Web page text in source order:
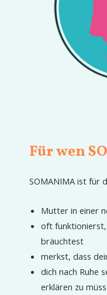
Für wen
SOMANIMA ist für
Mutter in einer
oft
bräuchtest
merkst, dass
dich nach Ruhe
erklären zu